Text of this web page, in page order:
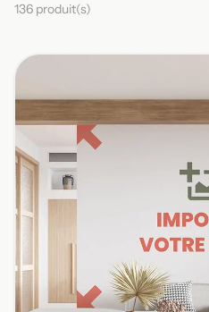
136 produit(s)